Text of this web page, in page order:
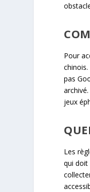
Pour
pas
jeux
Les
qui doit